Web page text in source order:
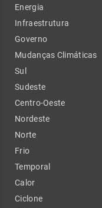
Energia
Infraestrutura
Governo
Mudanças Climáticas
Sul
Sudeste
Centro-Oeste
Nordeste
Norte
Frio
Temporal
Calor
Ciclone